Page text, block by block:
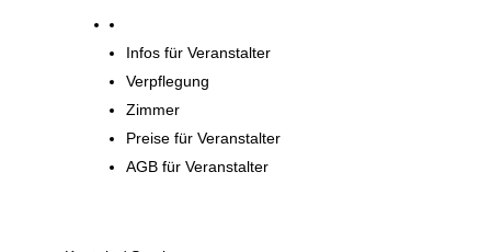
Infos für Veranstalter
Verpflegung
Zimmer
Preise für Veranstalter
AGB für Veranstalter